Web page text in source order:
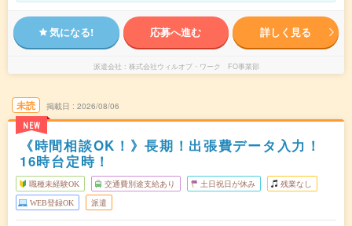
気になる! 応募へ進む 詳しく見る
派遣会社 株式会社ウィルオブ・ワーク FO事業部
未読
NEW
掲載日 2026/08/06
《時間相談OK！》長期！出張費データ入力！
16時台定時！
職種未経験OK 交通費別途支給あり 土日祝日が休み 残業なし
WEB登録OK 派遣